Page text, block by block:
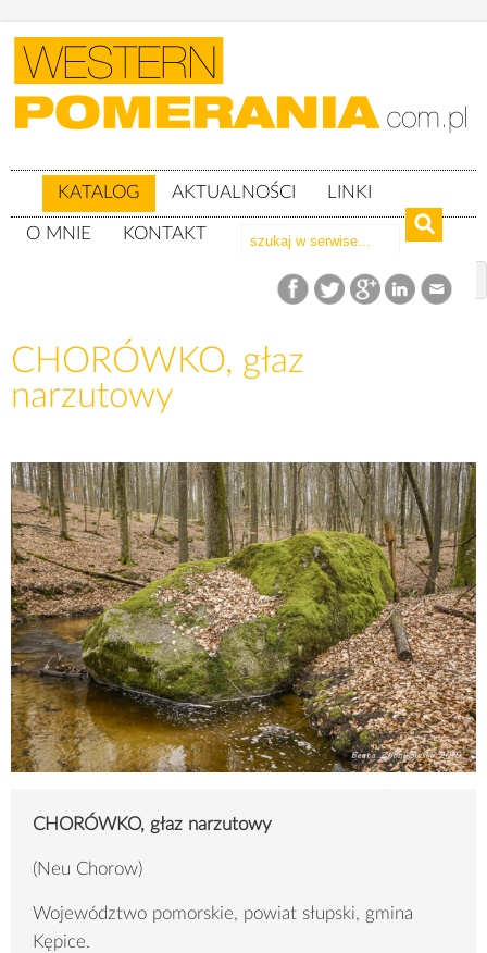
KATALOG AKTUALNOŚCI LINKI
O MNIE KONTAKT
woj. pomorskie
CHORÓWKO, głaz
narzutowy
CHORÓWKO, głaz narzutowy
(Neu Chorow)
Województwo pomorskie, powiat słupski, gmina
Kępice.